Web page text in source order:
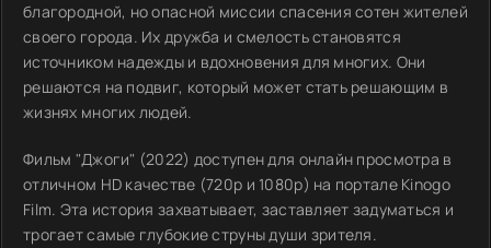
благородной, но опасной миссии спасения сотен жителей
своего города. Их дружба и смелость становятся
источником надежды и вдохновения для многих. Они
решаются на подвиг, который может стать решающим в
жизнях многих людей.
Фильм "Джоги" (2022) доступен для онлайн просмотра в
отличном HD качестве (720p и 1080p) на портале Kinogo
Film. Эта история захватывает, заставляет задуматься и
трогает самые глубокие струны души зрителя.